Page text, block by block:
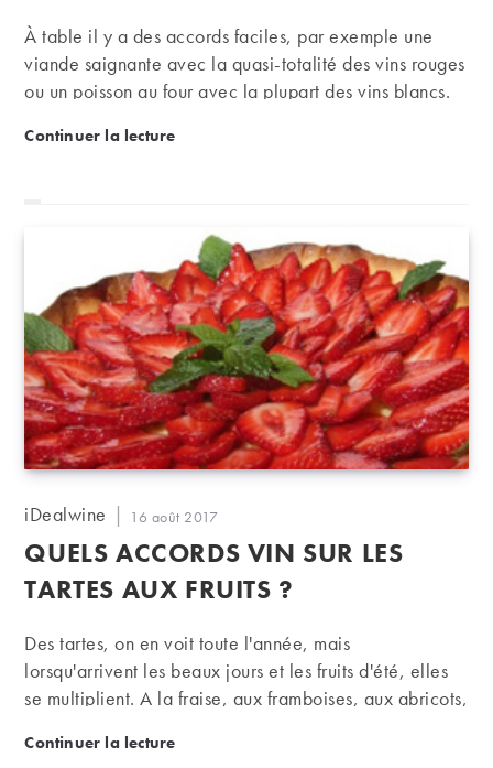
À table il y a des accords faciles, par exemple une
viande saignante avec la quasi-totalité des vins rouges
ou un poisson au four avec la plupart des vins blancs.
difficiles, voire impossible. Petit passage en revue des
Continuer la lectureAccords mets et vins : ces aliments ennemis du vin
Auteur/autrice
la
publication :
iDealwine
Publication
publiée :
16 août 2017
QUELS ACCORDS VIN SUR LES
TARTES AUX FRUITS ?
Des tartes, on en voit toute l'année, mais
lorsqu'arrivent les beaux jours et les fruits d'été, elles
se multiplient. A la fraise, aux framboises, aux abricots,
de chez nous, ou d'autres plus classiques aux pommes
Continuer la lectureQuels accords vin sur les tartes aux fruits ?